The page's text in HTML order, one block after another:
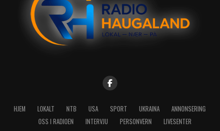
HJEM LOKALT NTB USA SPORT UKRAINA
ANNONSERING
OSS I RADIOEN
INTERVJU PERSONVERN LIVESENTER